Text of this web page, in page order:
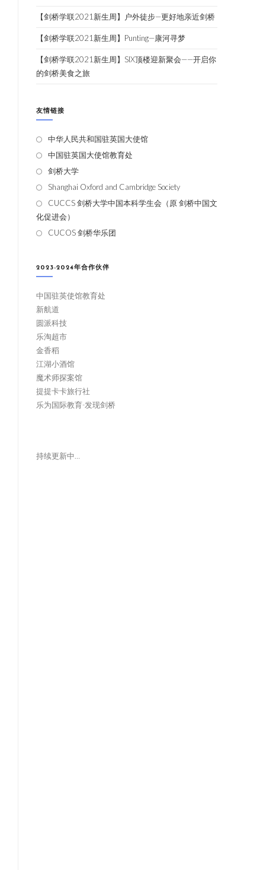
【剑桥学联2021新生周】户外徒步—更好地亲近剑桥
【剑桥学联2021新生周】Punting—康河寻梦
【剑桥学联2021新生周】SIX顶楼迎新聚会——开启你
的剑桥美食之旅
友情链接
中华人民共和国驻英国大使馆
中国驻英国大使馆教育处
剑桥大学
Shanghai Oxford and Cambridge Society
CUCCS 剑桥大学中国本科学生会（原 剑桥中国文
化促进会）
CUCOS 剑桥华乐团
2023-2024年合作伙伴
中国驻英使馆教育处
新航道
圆派科技
乐淘超市
金香稻
江湖小酒馆
魔术师探案馆
提提卡卡旅行社
乐为国际教育-发现剑桥
持续更新中…